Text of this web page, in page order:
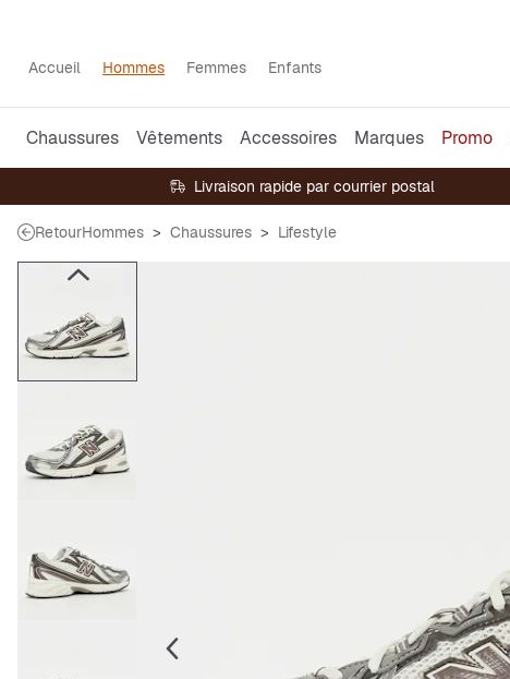
Accueil Hommes Femmes Enfants
Chaussures Vêtements Accessoires Marques Promo
Livraison rapide par courrier postal
RetourHommes Chaussures Lifestyle